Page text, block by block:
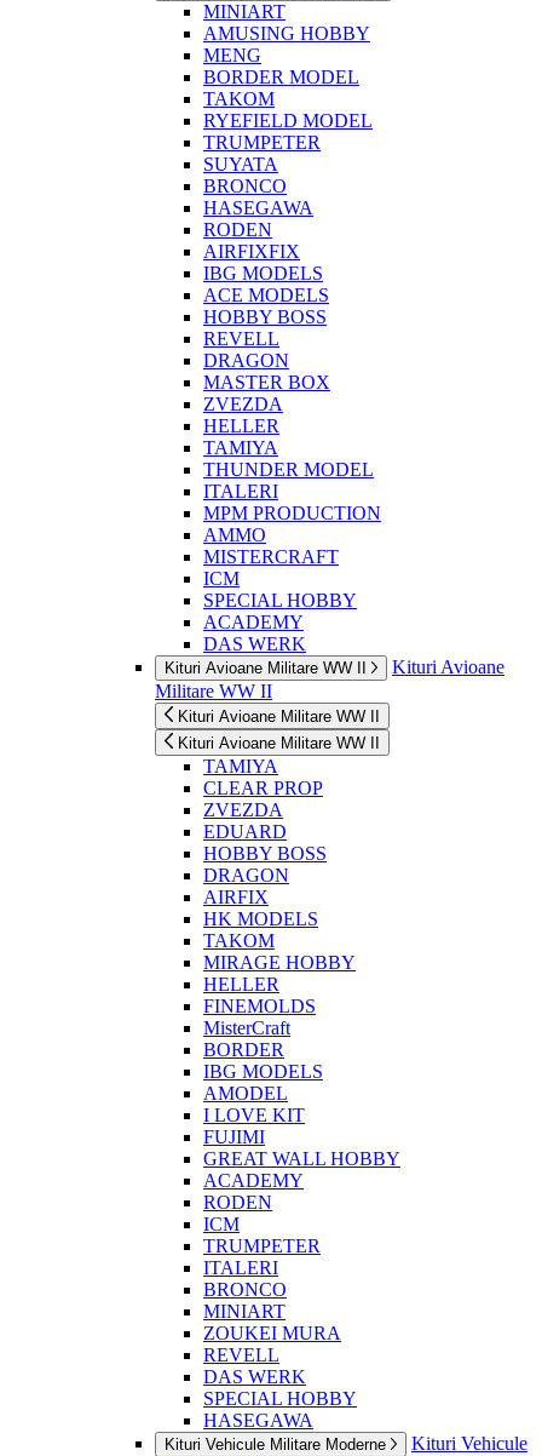
MINIART
AMUSING HOBBY
MENG
BORDER MODEL
TAKOM
RYEFIELD MODEL
TRUMPETER
SUYATA
BRONCO
HASEGAWA
RODEN
AIRFIXFIX
IBG MODELS
ACE MODELS
HOBBY BOSS
REVELL
DRAGON
MASTER BOX
ZVEZDA
HELLER
TAMIYA
THUNDER MODEL
ITALERI
MPM PRODUCTION
AMMO
MISTERCRAFT
ICM
SPECIAL HOBBY
ACADEMY
DAS WERK
Kituri Avioane Militare WW II
Kituri Avioane
Militare WW II
Kituri Avioane Militare WW II
Kituri Avioane Militare WW II
TAMIYA
CLEAR PROP
ZVEZDA
EDUARD
HOBBY BOSS
DRAGON
AIRFIX
HK MODELS
TAKOM
MIRAGE HOBBY
HELLER
FINEMOLDS
MisterCraft
BORDER
IBG MODELS
AMODEL
I LOVE KIT
FUJIMI
GREAT WALL HOBBY
ACADEMY
RODEN
ICM
TRUMPETER
ITALERI
BRONCO
MINIART
ZOUKEI MURA
REVELL
DAS WERK
SPECIAL HOBBY
HASEGAWA
Kituri Vehicule Militare Moderne
Kituri Vehicule